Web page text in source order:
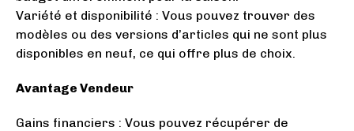
Variété et disponibilité : Vous pouvez trouver des
modèles ou des versions d’articles qui ne sont plus
disponibles en neuf, ce qui offre plus de choix.
Avantage Vendeur
Gains financiers : Vous pouvez récupérer de